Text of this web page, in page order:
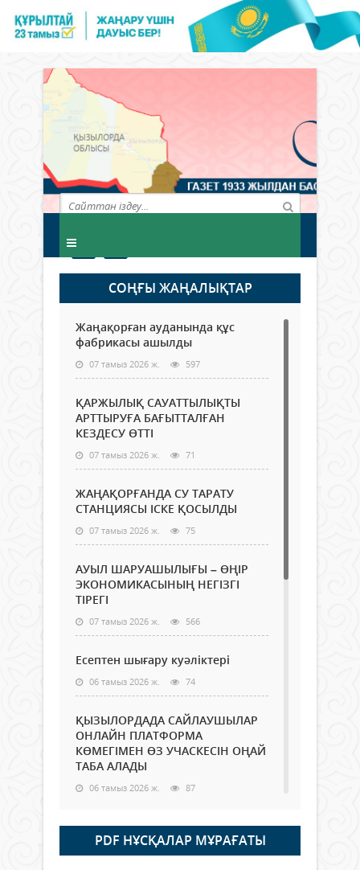
СОҢҒЫ ЖАҢАЛЫҚТАР
Жаңақорған ауданында құс
фабрикасы ашылды
07 тамыз 2026 ж. 597
ҚАРЖЫЛЫҚ САУАТТЫЛЫҚТЫ
АРТТЫРУҒА БАҒЫТТАЛҒАН
КЕЗДЕСУ ӨТТІ
07 тамыз 2026 ж. 71
ЖАҢАҚОРҒАНДА СУ ТАРАТУ
СТАНЦИЯСЫ ІСКЕ ҚОСЫЛДЫ
07 тамыз 2026 ж. 75
АУЫЛ ШАРУАШЫЛЫҒЫ – ӨҢІР
ЭКОНОМИКАСЫНЫҢ НЕГІЗГІ
ТІРЕГІ
07 тамыз 2026 ж. 566
Есептен шығару куәліктері
06 тамыз 2026 ж. 74
ҚЫЗЫЛОРДАДА САЙЛАУШЫЛАР
ОНЛАЙН ПЛАТФОРМА
КӨМЕГІМЕН ӨЗ УЧАСКЕСІН ОҢАЙ
ТАБА АЛАДЫ
06 тамыз 2026 ж. 87
Open Air: Қызылорда облысы
полиция департаменті 20
мыңнан астам көрерменнің
PDF НҰСҚАЛАР МҰРАҒАТЫ